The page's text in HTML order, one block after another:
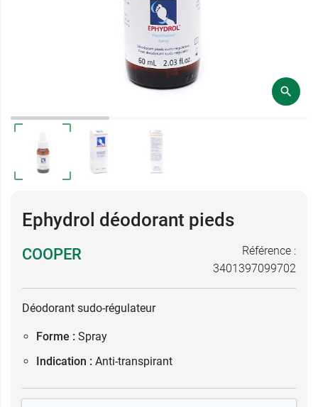
Ephydrol déodorant pieds
COOPER
Référence :
3401397099702
Déodorant sudo-régulateur
Forme : Spray
Indication : Anti-transpirant